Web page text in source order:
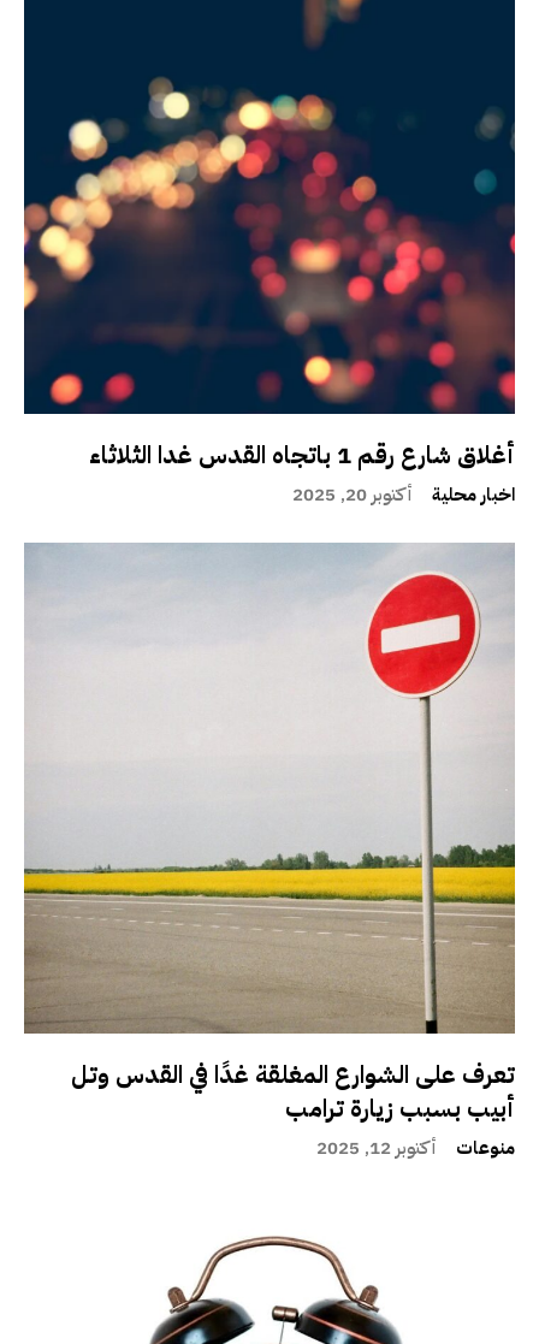
أغلاق شارع رقم 1 باتجاه القدس غدا الثلاثاء
اخبار محلية أكتوبر 20, 2025
تعرف على الشوارع المغلقة غدًا في القدس وتل
أبيب بسبب زيارة ترامب
منوعات أكتوبر 12, 2025